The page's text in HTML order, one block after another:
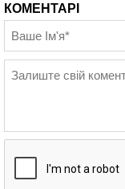
КОМЕНТАРІ